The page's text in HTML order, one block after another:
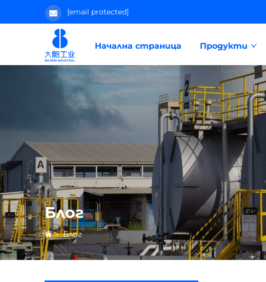
[email protected]
Начална страница Продукти
Блог
>Блог